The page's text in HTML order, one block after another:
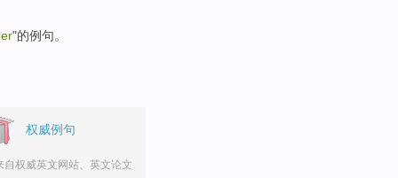
"的例句。
权威例句
自权威英文网站、英文论文